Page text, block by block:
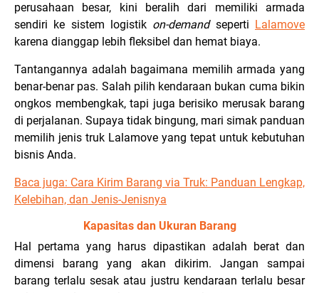
perusahaan besar, kini beralih dari memiliki armada
sendiri ke sistem logistik on-demandseperti Lalamove
karena dianggap lebih fleksibel dan hemat biaya.
Tantangannya adalah bagaimana memilih armada yang
benar-benar pas. Salah pilih kendaraan bukan cuma bikin
ongkos membengkak, tapi juga berisiko merusak barang
di perjalanan. Supaya tidak bingung, mari simak panduan
memilih jenis truk Lalamove yang tepat untuk kebutuhan
bisnis Anda.
Baca juga: Cara Kirim Barang via Truk: Panduan Lengkap,
Kelebihan, dan Jenis-Jenisnya
Kapasitas dan Ukuran Barang
Hal pertama yang harus dipastikan adalah berat dan
dimensi barang yang akan dikirim. Jangan sampai
barang terlalu sesak atau justru kendaraan terlalu besar